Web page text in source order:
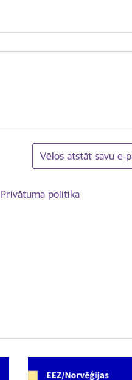
Vēlos atstāt savu e-
Privātuma politika